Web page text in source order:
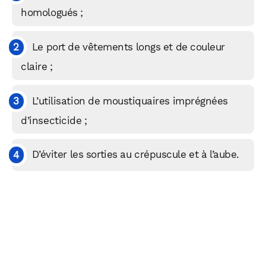
homologués ;
Le port de vêtements longs et de couleur
claire ;
L’utilisation de moustiquaires imprégnées
d’insecticide ;
D’éviter les sorties au crépuscule et à l’aube.